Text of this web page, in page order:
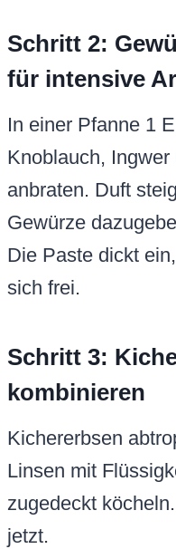
Schritt 2:
für intensive
In einer Pfanne 1
Knoblauch,
anbraten. Duft
Gewürze
Die Paste dickt
sich frei.
Schritt 3:
kombinieren
Kichererbsen
Linsen mit
zugedeckt
jetzt.